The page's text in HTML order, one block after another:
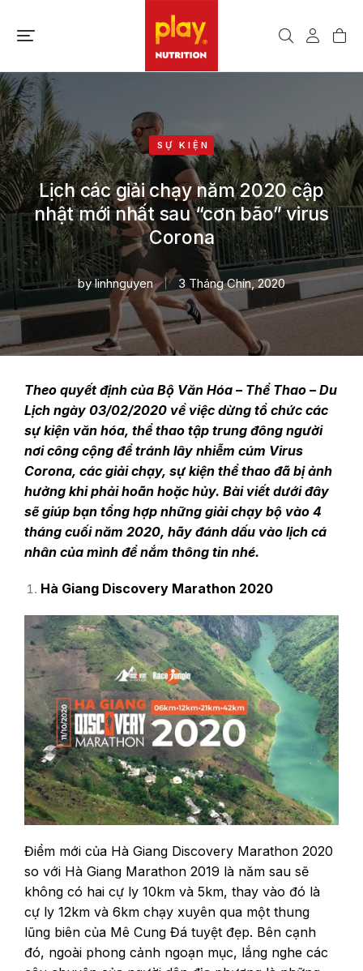
SỰ KIỆN
Lịch các giải chạy năm 2020 cập
nhật mới nhất sau “cơn bão” virus
Corona
bylinhnguyen 3 Tháng Chín, 2020
Theo quyết định của Bộ Văn Hóa – Thể Thao – Du
Lịch ngày 03/02/2020 về việc dừng tổ chức các
sự kiện văn hóa, thể thao tập trung đông người
nơi công cộng để tránh lây nhiễm cúm Virus
Corona, các giải chạy, sự kiện thể thao đã bị ảnh
hưởng khi phải hoãn hoặc hủy. Bài viết dưới đây
sẽ giúp bạn tổng hợp những giải chạy bộ vào 4
tháng cuối năm 2020, hãy đánh dấu vào lịch cá
nhân của mình để nắm thông tin nhé.
Hà Giang Discovery Marathon 2020
Điểm mới của Hà Giang Discovery Marathon 2020
so với Hà Giang Marathon 2019 là năm sau sẽ
không có hai cự ly 10km và 5km, thay vào đó là
cự ly 12km và 6km chạy xuyên qua một thung
lũng biên của Mê Cung Đá tuyệt đẹp. Bên cạnh
đó, ngoài phong cảnh ngoạn mục, lắng nghe các